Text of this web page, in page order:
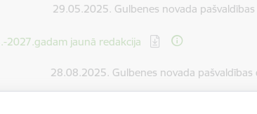
29.05.2025. Gulbenes novada
2027.gadam jaunā redakcija
28.08.2025. Gulbenes novada